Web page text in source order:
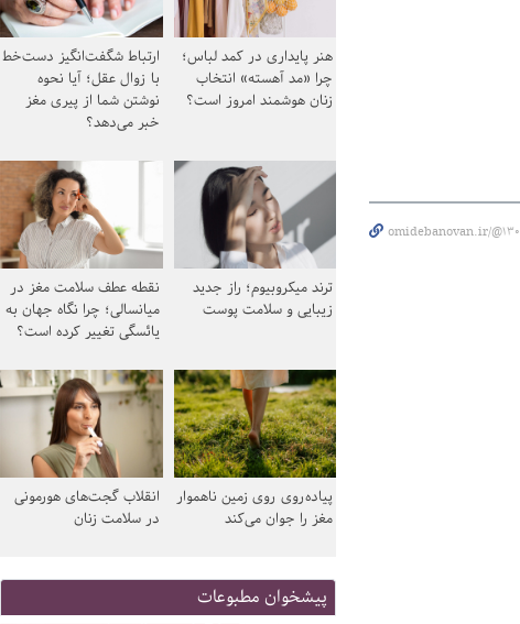
omidebanovan.ir/@130
هنر پایداری در کمد لباس؛
چرا «مد آهسته» انتخاب
زنان هوشمند امروز است؟
ارتباط شگفت‌انگیز دست‌خط
با زوال عقل؛ آیا نحوه
نوشتن شما از پیری مغز
خبر می‌دهد؟
ترند میکروبیوم؛ راز جدید
زیبایی و سلامت پوست
نقطه عطف سلامت مغز در
میانسالی؛ چرا نگاه جهان به
یائسگی تغییر کرده است؟
پیاده‌روی روی زمین ناهموار
مغز را جوان می‌کند
انقلاب گجت‌های هورمونی
در سلامت زنان
پیشخوان مطبوعات